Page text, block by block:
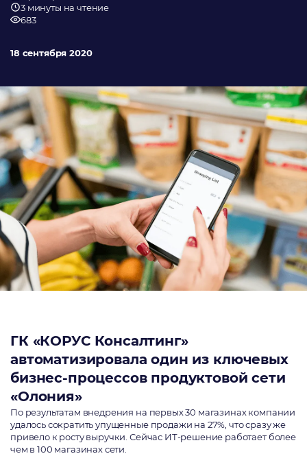
3 минуты на чтение
683
18 сентября 2020
ГК «КОРУС Консалтинг»
автоматизировала один из ключевых
бизнес-процессов продуктовой сети
«Олония»
По результатам внедрения на первых 30 магазинах компании
удалось сократить упущенные продажи на 27%, что сразу же
привело к росту выручки. Сейчас ИТ-решение работает более
чем в 100 магазинах сети.
Политика обработки персональных данных
Ясогласенна получение рекламно-информационных
рассылок
Oтправить
Благодарим за заявку!
После обработки заявки с вами свяжется наш
специалист.
Не волнуйтесь, если пропустите звонок, мы
обязательноперезвоним еще раз!